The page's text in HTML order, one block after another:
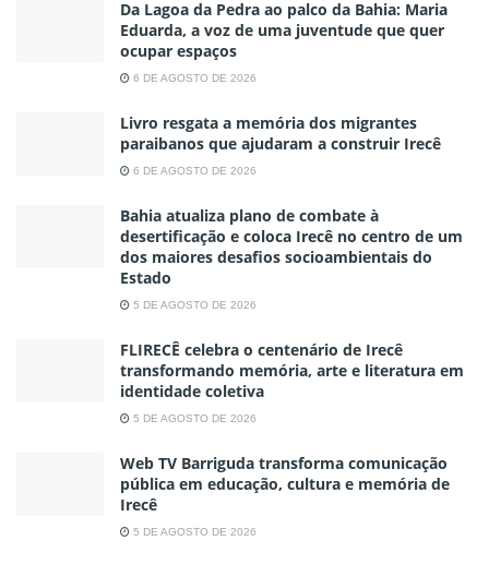
Da Lagoa da Pedra ao palco da Bahia: Maria
Eduarda, a voz de uma juventude que quer
ocupar espaços
6 DE AGOSTO DE 2026
Livro resgata a memória dos migrantes
paraibanos que ajudaram a construir Irecê
6 DE AGOSTO DE 2026
Bahia atualiza plano de combate à
desertificação e coloca Irecê no centro de um
dos maiores desafios socioambientais do
Estado
5 DE AGOSTO DE 2026
FLIRECÊ celebra o centenário de Irecê
transformando memória, arte e literatura em
identidade coletiva
5 DE AGOSTO DE 2026
Web TV Barriguda transforma comunicação
pública em educação, cultura e memória de
Irecê
5 DE AGOSTO DE 2026